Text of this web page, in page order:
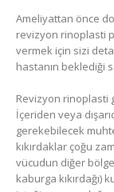
Ameliyattan önce
revizyon rinoplasti
vermek için sizi
hastanın beklediği
Revizyon rinoplasti
İçeriden veya
gerekebilecek
kıkırdaklar çoğu
vücudun diğer
kaburga kıkırdağı)